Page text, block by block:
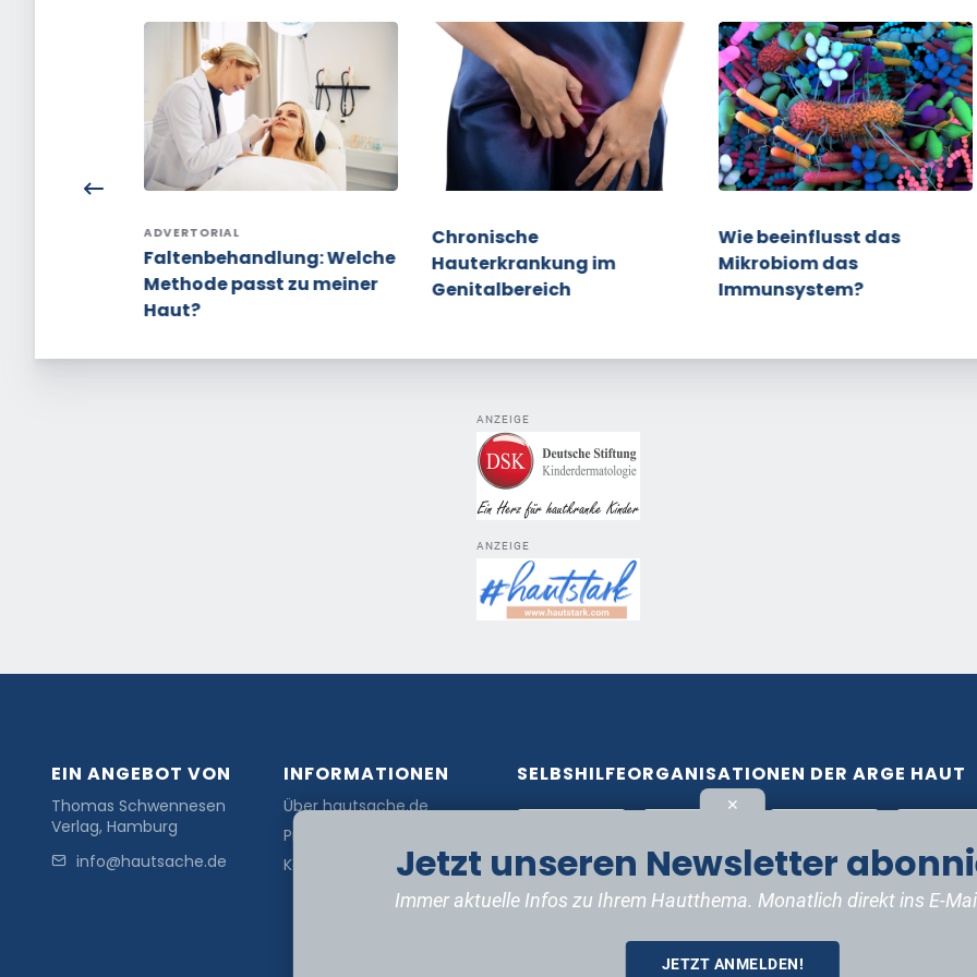
ADVERTORIAL
Faltenbehandlung: Welche
Methode passt zu meiner
Haut?
Chronische
Hauterkrankung im
Genitalbereich
Wie beeinflusst das
Mikrobiom das
Immunsystem?
ANZEIGE
ANZEIGE
EIN ANGEBOT VON
Thomas Schwennesen
Verlag, Hamburg
info@hautsache.de
INFORMATIONEN
Über hautsache.de
Presse
Kontakt
SELBSHILFEORGANISATIONEN DER ARGE HAUT
✕
Jetzt unseren Newsletter
Immer aktuelle Infos zu Ihrem Hautthema. Monatlich direkt ins E-
JETZT ANMELDEN!